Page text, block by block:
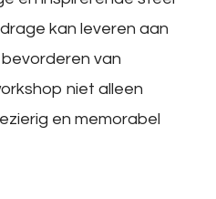
kan leveren aan
van
niet alleen
en memorabel